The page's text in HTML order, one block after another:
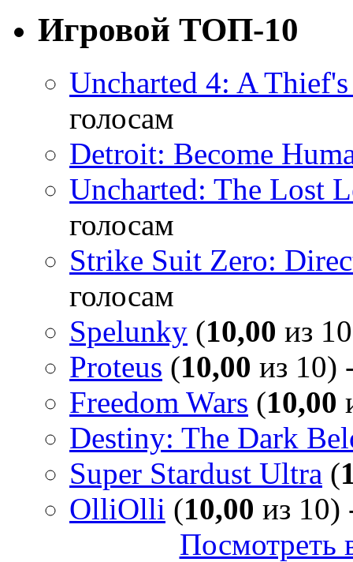
Игровой ТОП-10
Uncharted 4: A
голосам
Detroit: Become
Uncharted: The Lost
голосам
Strike Suit Zero:
голосам
Spelunky (10,00 из
Proteus (10,00 из 10)
Freedom Wars (10,00
Destiny: The Dark
Super Stardust Ultra (
OlliOlli (10,00 из 10)
Посмотреть